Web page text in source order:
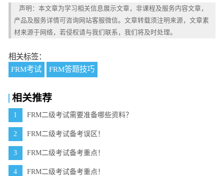
声明：本文章为学习相关信息展示文章，非课程及服务内容文章，
产品及服务详情可咨询网站客服微信。文章转载须注明来源，文章素
材来源于网络，若侵权请与我们联系，我们将及时处理。
相关标签：
FRM考试
FRM答题技巧
相关推荐
1 FRM二级考试需要准备哪些资料？
2 FRM二级考试备考误区！
3 FRM二级考试备考重点！
4 FRM二级考试备考重点！